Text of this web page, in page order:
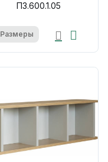
П3.600.1.05
Размеры